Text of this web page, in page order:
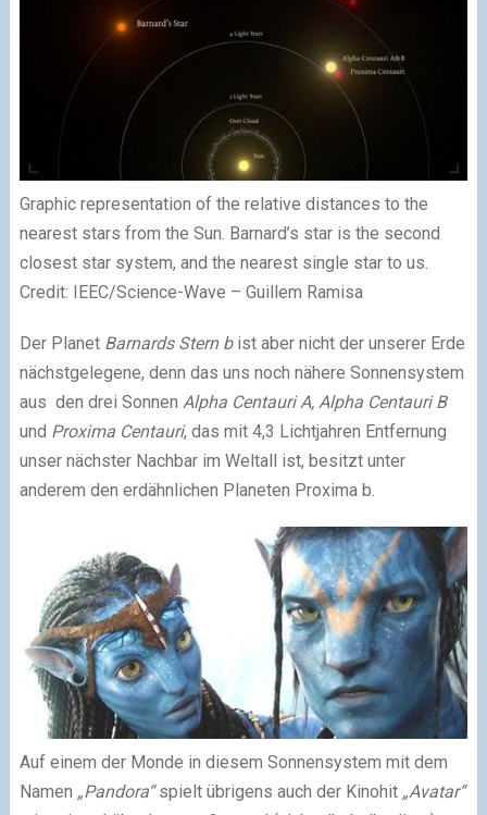
Graphic representation of the relative distances to the
nearest stars from the Sun. Barnard’s star is the second
closest star system, and the nearest single star to us.
Credit: IEEC/Science-Wave – Guillem Ramisa
Der Planet Barnards Stern b ist aber nicht der unserer Erde
nächstgelegene, denn das uns noch nähere Sonnensystem
aus den drei Sonnen Alpha Centauri A, Alpha Centauri B
und Proxima Centauri, das mit 4,3 Lichtjahren Entfernung
unser nächster Nachbar im Weltall ist, besitzt unter
anderem den erdähnlichen Planeten Proxima b.
Auf einem der Monde in diesem Sonnensystem mit dem
Namen „Pandora“spielt übrigens auch der Kinohit „Avatar“